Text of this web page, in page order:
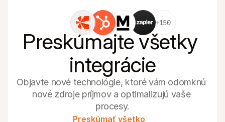
+150
Preskúmajte všetky
integrácie
Objavte nové technológie, ktoré vám odomknú
nové zdroje príjmov a optimalizujú vaše
procesy.
Preskúmať všetko